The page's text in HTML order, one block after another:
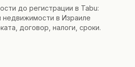
до регистрации в Tabu:
недвижимости в Израиле
договор, налоги, сроки.